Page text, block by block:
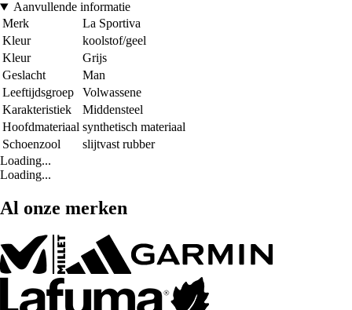
Aanvullende informatie
Merk
La Sportiva
Kleur
koolstof/geel
Kleur
Grijs
Geslacht
Man
Leeftijdsgroep
Volwassene
Karakteristiek
Middensteel
Hoofdmateriaal synthetisch materiaal
Schoenzool
slijtvast rubber
Loading...
Loading...
Al onze merken